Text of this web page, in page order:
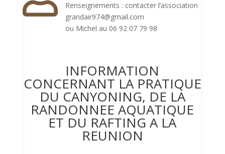
Renseignements : contacter l’association
grandair974@gmail.com
ou Michel au 06 92 07 79 98
INFORMATION
CONCERNANT LA PRATIQUE
DU CANYONING, DE LA
RANDONNEE AQUATIQUE
ET DU RAFTING A LA
REUNION